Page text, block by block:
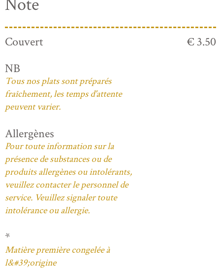
Note
Couvert
€ 3.50
NB
Tous nos plats sont préparés
fraîchement, les temps d'attente
peuvent varier.
Allergènes
Pour toute information sur la
présence de substances ou de
produits allergènes ou intolérants,
veuillez contacter le personnel de
service. Veuillez signaler toute
intolérance ou allergie.
*
Matière première congelée à
l&#39;origine